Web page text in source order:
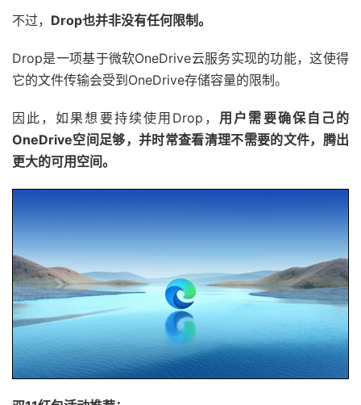
不过， Drop也并非没有任何限制。
Drop是一项基于微软OneDrive云服务实现的功能，这使得
它的文件传输会受到OneDrive存储容量的限制。
因此，如果想要持续使用Drop， 用户需要确保自己的
OneDrive空间足够，并时常查看清理不需要的文件，腾出
更大的可用空间。